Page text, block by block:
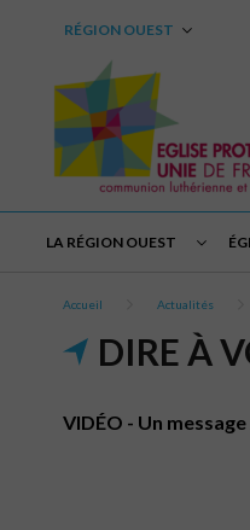
RÉGION OUEST
LA RÉGION OUEST
Accueil Actualités
DIRE À
VIDÉO - Un